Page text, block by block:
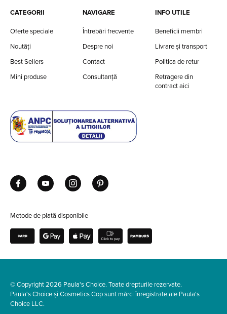
CATEGORII
Oferte speciale
Noutăți
Best Sellers
Mini produse
NAVIGARE
Întrebări frecvente
Despre noi
Contact
Consultanță
INFO UTILE
Beneficii membri
Livrare și transport
Politica de retur
Retragere din
contract aici
Metode de plată disponibile
© Copyright 2026 Paula's Choice. Toate drepturile rezervate.
Paula's Choice și Cosmetics Cop sunt mărci înregistrate ale Paula's
Choice LLC.